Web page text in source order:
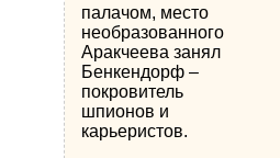
палачом, место
необразованного
Аракчеева занял
Бенкендорф –
покровитель
шпионов и
карьеристов.